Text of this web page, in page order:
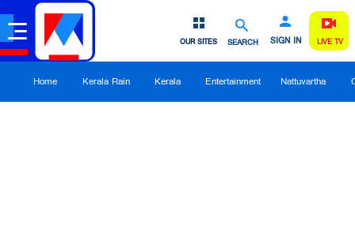
SEARCH SIGN IN
OUR SITES LIVE TV
Home Kerala Rain Kerala Entertainment Nattuvartha